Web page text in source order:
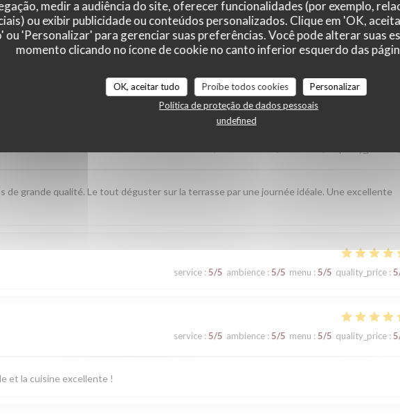
medir a audiência do site, oferecer funcionalidades (por exemplo,
ou exibir publicidade ou conteúdos personalizados. Clique em 'OK,
ou 'Personalizar' para gerenciar suas preferências. Você pode alterar suas
momento clicando no ícone de cookie no canto inferior esquerdo das
OK, aceitar tudo Proíbe todos cookies
Personalizar
Política de proteção de dados pessoais
undefined
grande qualité. Le tout déguster sur la terrasse par une journée idéale. Une excellente
service : 5/5 ambience : 5/5 menu : 5/5 quality_price : 5
service : 5/5 ambience : 5/5 menu : 5/5 quality_price : 5
et la cuisine excellente !